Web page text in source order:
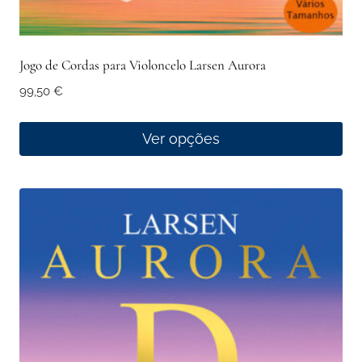
Jogo de Cordas para Violoncelo Larsen Aurora
99,50 €
Ver opções
product
variants.
The
options